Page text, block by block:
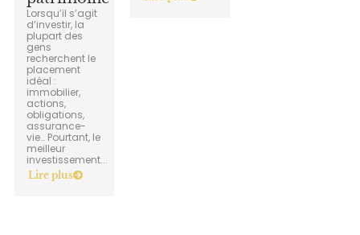
Lorsqu’il s’agit
d’investir, la
plupart des
gens
recherchent le
placement
idéal :
immobilier,
actions,
obligations,
assurance-
vie… Pourtant, le
meilleur
investissement...
Lire plus